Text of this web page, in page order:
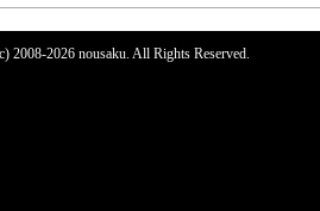
2008-2026 nousaku. All Rights Reserved.